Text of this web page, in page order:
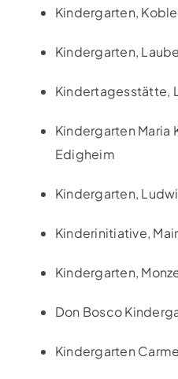
Kindergarten,
Kindergarten,
Kindertagesstätte,
Kindergarten Maria
Edigheim
Kindergarten,
Kinderinitiative,
Kindergarten,
Don Bosco
Kindergarten